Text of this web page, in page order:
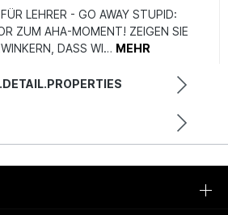
LEHRER - GO AWAY STUPID:
ZUM AHA-MOMENT! ZEIGEN SIE
DASS WI… MEHR